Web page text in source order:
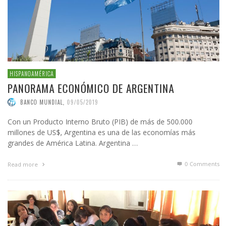
HISPANOAMÉRICA
PANORAMA ECONÓMICO DE ARGENTINA
BANCO MUNDIAL 09/05/2019
Con un Producto Interno Bruto (PIB) de más de 500.000
millones de US$, Argentina es una de las economías más
grandes de América Latina. Argentina …
Read more 0 Comments